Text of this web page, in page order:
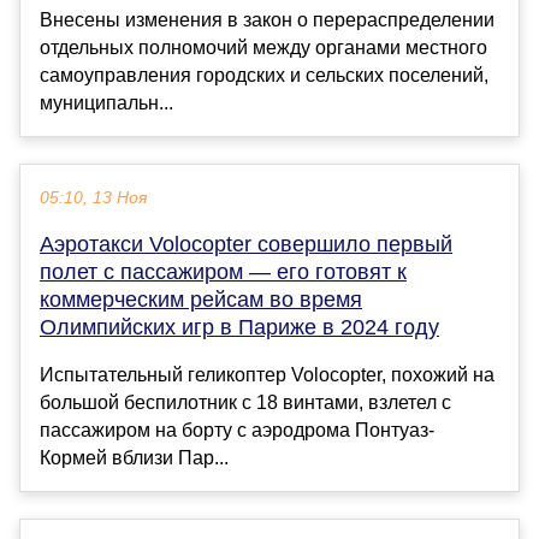
Внесены изменения в закон о перераспределении
отдельных полномочий между органами местного
самоуправления городских и сельских поселений,
муниципальн...
05:10, 13 Ноя
Аэротакси Volocopter совершило первый
полет с пассажиром — его готовят к
коммерческим рейсам во время
Олимпийских игр в Париже в 2024 году
Испытательный геликоптер Volocopter, похожий на
большой беспилотник с 18 винтами, взлетел с
пассажиром на борту с аэродрома Понтуаз-
Кормей вблизи Пар...